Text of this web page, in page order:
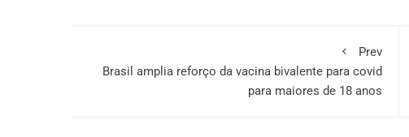
Prev
Brasil amplia reforço da vacina bivalente para covid
para maiores de 18 anos